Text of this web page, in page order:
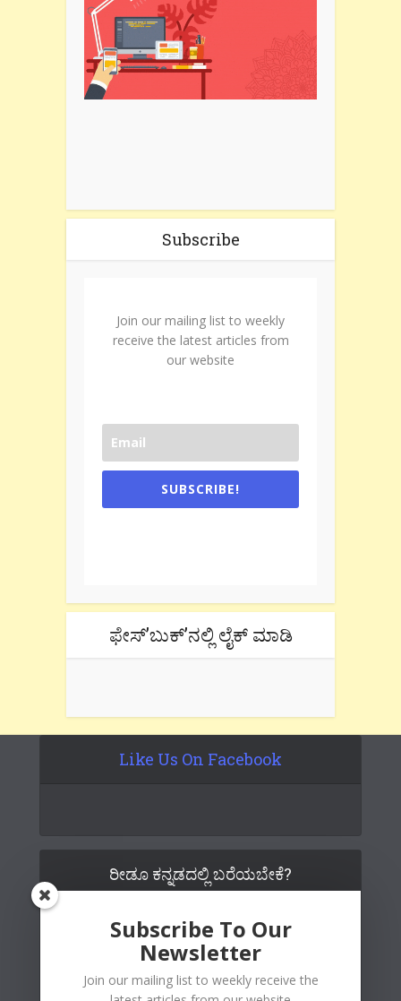
Subscribe
Join our mailing list to weekly
receive the latest articles from
our website
SUBSCRIBE!
ಫೇಸ್’ಬುಕ್’ನಲ್ಲಿ ಲೈಕ್ ಮಾಡಿ
Like Us On Facebook
ರೀಡೂ ಕನ್ನಡದಲ್ಲಿ ಬರೆಯಬೇಕೆ?
Subscribe To Our
Newsletter
Join our mailing list to weekly receive the